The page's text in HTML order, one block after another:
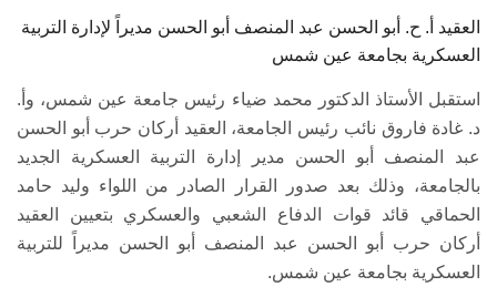
العقيد أ. ح. أبو الحسن عبد المنصف أبو الحسن مديراً لإدارة التربية
العسكرية بجامعة عين شمس
استقبل الأستاذ الدكتور محمد ضياء رئيس جامعة عين شمس، وأ.
د. غادة فاروق نائب رئيس الجامعة، العقيد أركان حرب أبو الحسن
عبد المنصف أبو الحسن مدير إدارة التربية العسكرية الجديد
بالجامعة، وذلك بعد صدور القرار الصادر من اللواء وليد حامد
الحماقي قائد قوات الدفاع الشعبي والعسكري بتعيين العقيد
أركان حرب أبو الحسن عبد المنصف أبو الحسن مديراً للتربية
العسكرية بجامعة عين شمس.